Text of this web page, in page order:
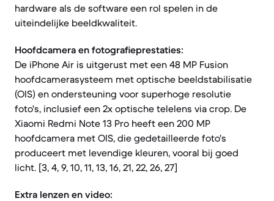
hardware als de software een rol spelen in de
uiteindelijke beeldkwaliteit.
Hoofdcamera en fotografieprestaties:
De iPhone Air is uitgerust met een 48 MP Fusion
hoofdcamerasysteem met optische beeldstabilisatie
(OIS) en ondersteuning voor superhoge resolutie
foto's, inclusief een 2x optische telelens via crop. De
Xiaomi Redmi Note 13 Pro heeft een 200 MP
hoofdcamera met OIS, die gedetailleerde foto's
produceert met levendige kleuren, vooral bij goed
licht. [3, 4, 9, 10, 11, 13, 16, 21, 22, 26, 27]
Extra lenzen en video: